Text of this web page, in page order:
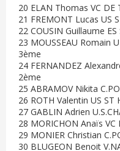
20 ELAN Thomas VC DE
21 FREMONT Lucas US
22 COUSIN Guillaume
23 MOUSSEAU Romain
3ème
24 FERNANDEZ
2ème
25 ABRAMOV Nikita
26 ROTH Valentin US ST
27 GABLIN Adrien
28 MORICHON Anaïs VC
29 MONIER Christian
30 BLUGEON Benoit